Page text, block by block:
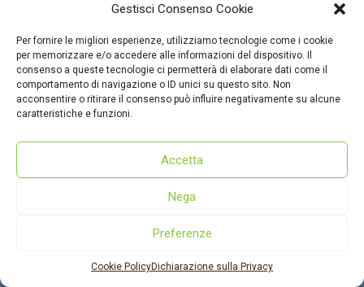
Gestisci Consenso Cookie
Per fornire le migliori esperienze, utilizziamo tecnologie come i cookie
per memorizzare e/o accedere alle informazioni del dispositivo. Il
consenso a queste tecnologie ci permetterà di elaborare dati come il
comportamento di navigazione o ID unici su questo sito. Non
acconsentire o ritirare il consenso può influire negativamente su alcune
caratteristiche e funzioni.
Accetta
Nega
Preferenze
Cookie PolicyDichiarazione sulla Privacy
© 2022 - dmcmarsica.it
Cookie policy